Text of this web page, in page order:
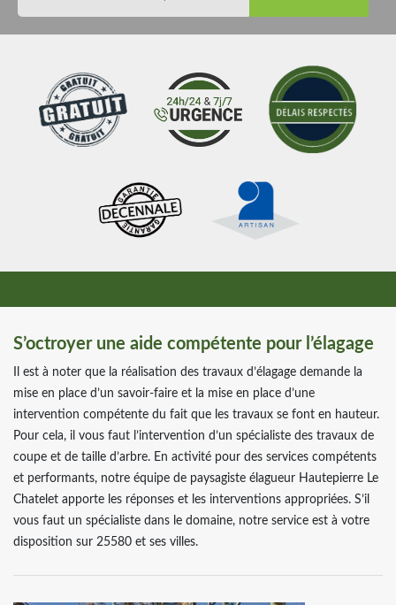
S’octroyer une aide compétente pour l’élagage
Il est à noter que la réalisation des travaux d’élagage demande la
mise en place d’un savoir-faire et la mise en place d’une
intervention compétente du fait que les travaux se font en hauteur.
Pour cela, il vous faut l’intervention d’un spécialiste des travaux de
coupe et de taille d’arbre. En activité pour des services compétents
et performants, notre équipe de paysagiste élagueur Hautepierre Le
Chatelet apporte les réponses et les interventions appropriées. S’il
vous faut un spécialiste dans le domaine, notre service est à votre
disposition sur 25580 et ses villes.